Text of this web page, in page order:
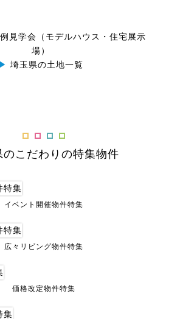
見学会（モデルハウス・住宅展示
場）
▶ 埼玉県の土地一覧
のこだわりの特集物件
イベント開催物件特集
広々リビング物件特集
価格改定物件特集